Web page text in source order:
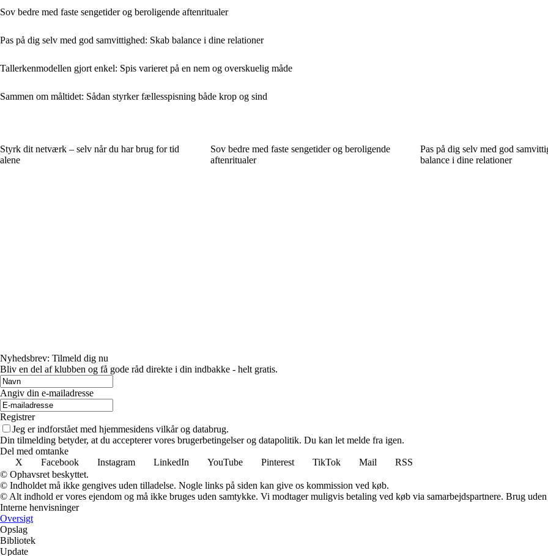
Sov bedre med faste sengetider og beroligende aftenritualer
Pas på dig selv med god samvittighed: Skab balance i dine relationer
Tallerkenmodellen gjort enkel: Spis varieret på en nem og overskuelig måde
Sammen om måltidet: Sådan styrker fællesspisning både krop og sind
Styrk dit netværk – selv når du har brug for tid
alene
Sov bedre med faste sengetider og beroligende
aftenritualer
Pas på dig selv med god
balance i dine relationer
Nyhedsbrev: Tilmeld dig nu
Bliv en del af klubben og få gode råd direkte i din indbakke - helt gratis.
Angiv din e-mailadresse
Registrer
Jeg er indforstået med hjemmesidens vilkår og databrug.
Din tilmelding betyder, at du accepterer vores brugerbetingelser og datapolitik. Du kan let melde fra igen.
Del med omtanke
X
Facebook Instagram LinkedIn YouTube Pinterest TikTok Mail
RSS
© Ophavsret beskyttet.
© Indholdet må ikke gengives uden tilladelse. Nogle links på siden kan give os kommission ved køb.
© Alt indhold er vores ejendom og må ikke bruges uden samtykke. Vi modtager muligvis betaling ved køb via samarbejdspartnere. Brug
Interne henvisninger
Oversigt
Opslag
Bibliotek
Update